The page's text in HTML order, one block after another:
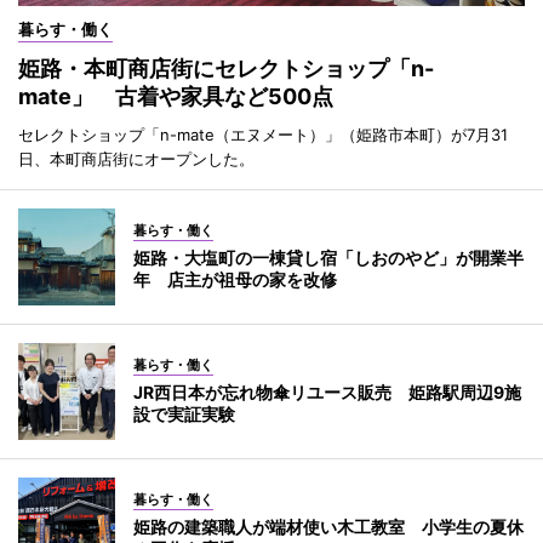
暮らす・働く
姫路・本町商店街にセレクトショップ「n-
mate」 古着や家具など500点
セレクトショップ「n-mate（エヌメート）」（姫路市本町）が7月31
日、本町商店街にオープンした。
暮らす・働く
姫路・大塩町の一棟貸し宿「しおのやど」が開業半
年 店主が祖母の家を改修
暮らす・働く
JR西日本が忘れ物傘リユース販売 姫路駅周辺9施
設で実証実験
暮らす・働く
姫路の建築職人が端材使い木工教室 小学生の夏休